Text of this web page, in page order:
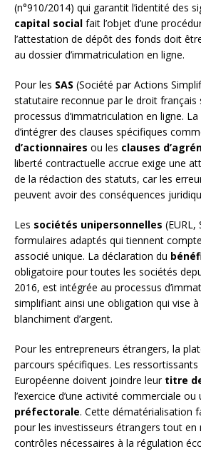
(n°910/2014) qui garantit l’identité des
capital social fait l’objet d’une
l’attestation de dépôt des fonds doit
au dossier d’immatriculation en ligne.
Pour les SAS (Société par Actions
statutaire reconnue par le droit français
processus d’immatriculation en ligne.
d’intégrer des clauses spécifiques
d’actionnaires ou les clauses
liberté contractuelle accrue exige une
de la rédaction des statuts, car les
peuvent avoir des conséquences
Les sociétés unipersonnelles (EURL,
formulaires adaptés qui tiennent
associé unique. La déclaration du
obligatoire pour toutes les sociétés
2016, est intégrée au processus
simplifiant ainsi une obligation qui vise
blanchiment d’argent.
Pour les entrepreneurs étrangers, la
parcours spécifiques. Les
Européenne doivent joindre leur titre
l’exercice d’une activité commerciale ou
préfectorale. Cette dématérialisation
pour les investisseurs étrangers tout en
contrôles nécessaires à la régulation